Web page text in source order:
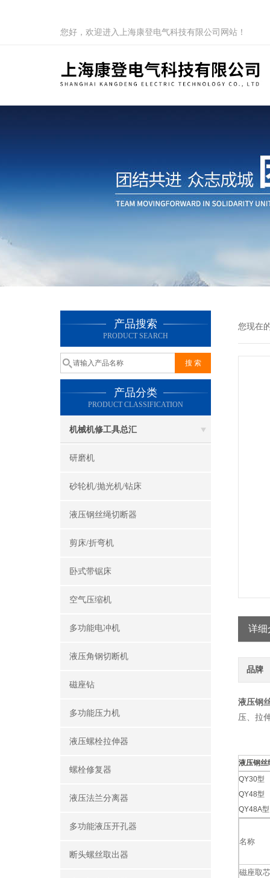
您好，欢迎进入上海康登电气科技有限公司网站！
产品搜索
PRODUCT SEARCH
产品分类
PRODUCT CLASSIFICATION
机械机修工具总汇
研磨机
砂轮机/抛光机/钻床
液压钢丝绳切断器
剪床/折弯机
卧式带锯床
空气压缩机
多功能电冲机
液压角钢切断机
磁座钻
多功能压力机
液压螺栓拉伸器
螺栓修复器
液压法兰分离器
多功能液压开孔器
断头螺丝取出器
您现在
详细
品牌
液压钢
压、拉
液压钢丝
QY30型
QY48型
QY48A
名称
磁座取